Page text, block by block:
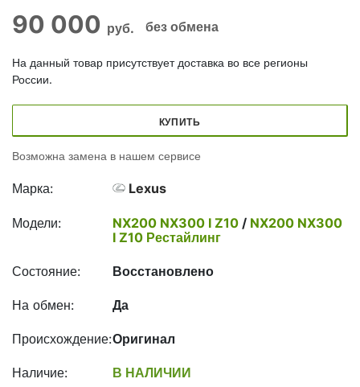
90 000 руб. без обмена
На данный товар присутствует доставка во все регионы
России.
КУПИТЬ
Возможна замена в нашем сервисе
Марка: Lexus
Модели: NX200 NX300 I Z10 / NX200 NX300
I Z10 Рестайлинг
Состояние: Восстановлено
На обмен: Да
Происхождение:Оригинал
Наличие: В НАЛИЧИИ